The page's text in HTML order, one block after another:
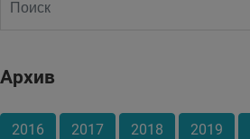
Архив
2016 2017 2018 2019